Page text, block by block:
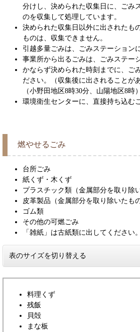
分けし、決められた収集日に、ごみ
のを収集して処理しています。
決められた収集日以外に出されたも
ものは、収集できません。
引越多量ごみは、ごみステーション
事業所から出るごみは、ごみステー
かならず決められた時刻までに、ご
ださい。（収集後に出されることが
（小野田地区8時30分、山陽地区8時）
環境衛生センターに、直接持ち込む
燃やせるごみ
台所ごみ
紙くず・木くず
プラスチック類（金属部分を取り除
皮革製品（金属部分を取り除いたもの
ゴム類
その他の可燃ごみ
「雑紙」は古紙類に出してください。
表のサイズを切り替える
料理くず
残飯
貝殻
まな板